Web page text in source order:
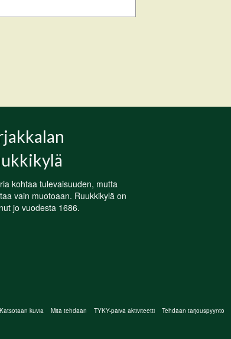
kohtaa tulevaisuuden, mutta
vain muotoaan. Ruukkikylä on
jo vuodesta 1686.
Katsotaan kuvia Mitä tehdään TYKY-päivä aktiviteetti Tehdään tarjouspyyntö